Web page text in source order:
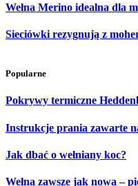
Wełna Merino idealna dla
Sieciówki rezygnują z
Popularne
Pokrywy termiczne
Instrukcje prania zawarte
Jak dbać o wełniany koc?
Wełna zawsze jak nowa –